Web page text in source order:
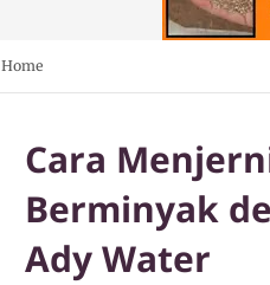
Home
Cara
Berminyak
Ady Water